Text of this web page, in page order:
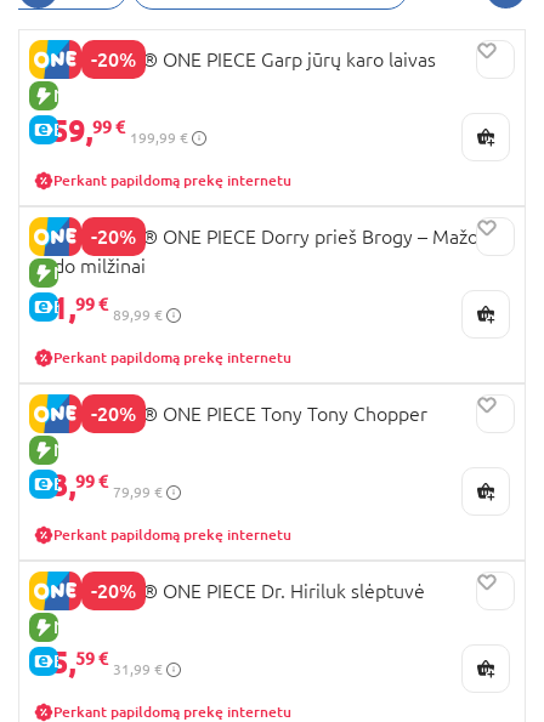
-20%
NAUJA PREKĖ
E-KAINA
75646 LEGO® ONE PIECE Garp jūrų karo laivas
159,99 €
199,99 €
Perkant papildomą prekę internetu
-20%
NAUJA PREKĖ
E-KAINA
75644 LEGO® ONE PIECE Dorry prieš Brogy – Mažojo
sodo milžinai
71,99 €
89,99 €
Perkant papildomą prekę internetu
-20%
NAUJA PREKĖ
E-KAINA
75643 LEGO® ONE PIECE Tony Tony Chopper
63,99 €
79,99 €
Perkant papildomą prekę internetu
-20%
NAUJA PREKĖ
E-KAINA
75641 LEGO® ONE PIECE Dr. Hiriluk slėptuvė
25,59 €
31,99 €
Perkant papildomą prekę internetu